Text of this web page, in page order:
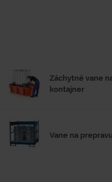
Záchytné vane
kontajner
Vane na prepravu